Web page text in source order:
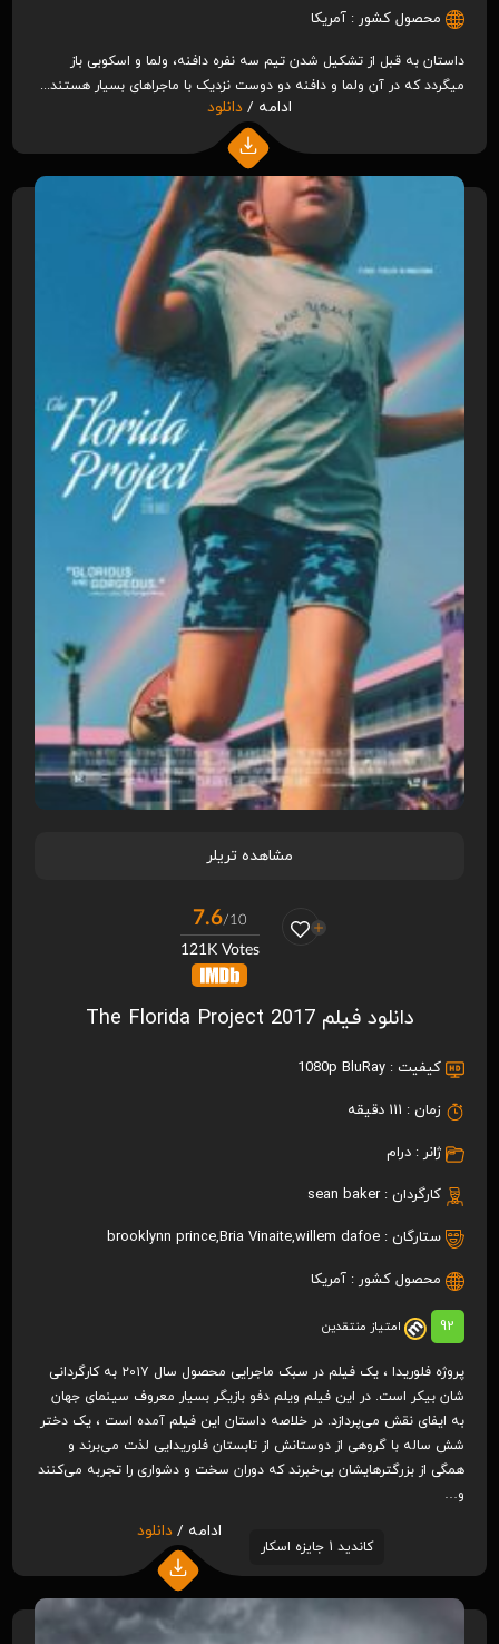
محصول کشور : آمریکا
داستان به قبل از تشکیل شدن تیم سه نفره دافنه، ولما و اسکوبی باز
میگردد که در آن ولما و دافنه دو دوست نزدیک با ماجراهای بسیار هستند...
ادامه / دانلود
مشاهده تریلر
7.6/10
121K Votes
دانلود فیلم The Florida Project 2017
کیفیت : 1080p BluRay
زمان : 111 دقیقه
ژانر : درام
کارگردان : sean baker
ستارگان : brooklynn prince,Bria Vinaite,willem dafoe
محصول کشور : آمریکا
92 امتیاز منتقدین
پروژه فلوریدا ، یک فیلم در سبک ماجرایی محصول سال ۲۰۱۷ به کارگردانی
شان بیکر است. در این فیلم ویلم دفو بازیگر بسیار معروف سینمای جهان
به ایفای نقش می‌پردازد. در خلاصه داستان این فیلم آمده است ، یک دختر
شش ساله با گروهی از دوستانش از تابستان فلوریدایی لذت می‌برند و
همگی از بزرگترهایشان بی‌خبرند که دوران سخت و دشواری را تجربه می‌کنند
و…
کاندید 1 جایزه اسکار
ادامه / دانلود